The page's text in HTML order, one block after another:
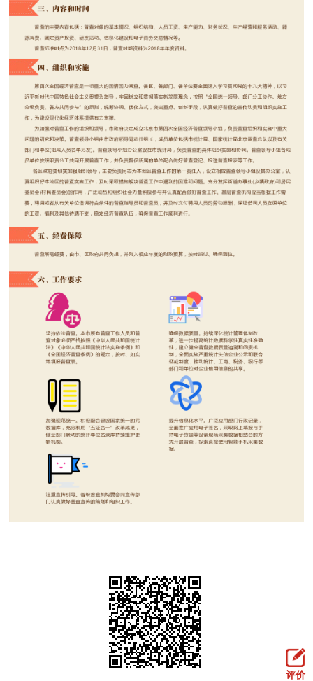
参与调查 在线访谈 图说互动
走进北京
北京概况 十六区概览 人文北京
绿色北京 图说北京 视频北京
多语种
ENGLISH 한국어 日本語
DEUTSCH FRANÇAIS РУССКИЙ ЯЗЫК
ESPAÑOL
ITALIANO
评价